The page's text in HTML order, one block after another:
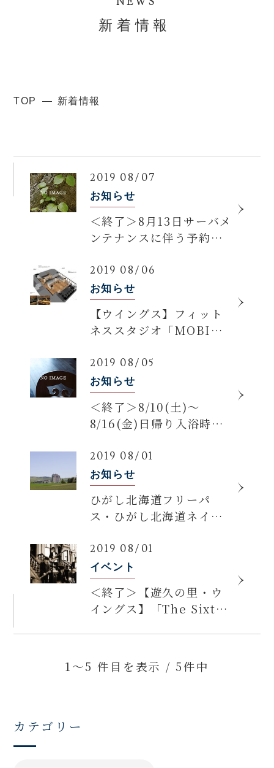
新着情報
TOP 新着情報
2019 08/07
お知らせ
＜終了＞8月13日サーバメ
ンテナンスに伴う予約シ
2019 08/06
お知らせ
【ウイングス】フィット
ネススタジオ「MOBI
produced by
JOYFIT」 2019年8月10
日GRAND OPEN！
2019 08/05
お知らせ
＜終了＞8/10(土)～
8/16(金)日帰り入浴時間
2019 08/01
お知らせ
ひがし北海道フリーパ
ス・ひがし北海道ネイチ
2019 08/01
イベント
＜終了＞【遊久の里・ウ
イングス】「The Sixth
演アーティストのご案内
1～5 件目を表示 / 5件中
カテゴリー